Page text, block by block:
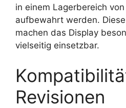
in einem Lagerbereich
aufbewahrt werden.
machen das Display
vielseitig einsetzbar.
Revisionen